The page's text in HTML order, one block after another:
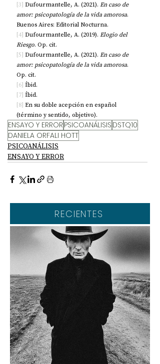
[3] Dufourmantelle, A. (2021). En caso de
amor: psicopatología de la vida amorosa.
Buenos Aires: Editorial Nocturna.
[4] Dufourmantelle, A. (2019). Elogio del
Riesgo. Op. cit.
[5] Dufourmantelle, A. (2021). En caso de
amor: psicopatología de la vida amorosa.
Op. cit.
[6] Íbid.
[7] Íbid.
[8] En su doble acepción en español
(término y sentido, objetivo).
ENSAYO Y ERROR PSICOANÁLISIS DSTQ10
DANIELA ORFALI HOTT
PSICOANÁLISIS
ENSAYO Y ERROR
RECIENTES